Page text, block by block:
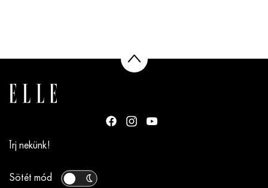
Írj nekünk!
Sötét mód